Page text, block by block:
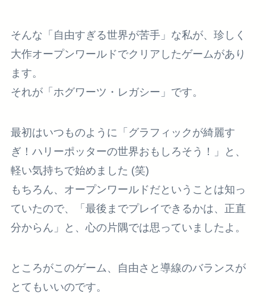
そんな「自由すぎる世界が苦手」な私が、珍しく
大作オープンワールドでクリアしたゲームがあり
ます。
それが「ホグワーツ・レガシー」です。
最初はいつものように「グラフィックが綺麗す
ぎ！ハリーポッターの世界おもしろそう！」と、
軽い気持ちで始めました (笑)
もちろん、オープンワールドだということは知っ
ていたので、「最後までプレイできるかは、正直
分からん」と、心の片隅では思っていましたよ。
ところがこのゲーム、自由さと導線のバランスが
とてもいいのです。